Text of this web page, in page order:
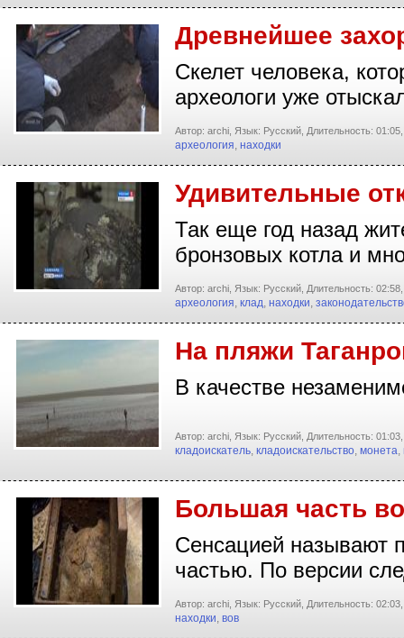
Древнейшее
Скелет человека,
археологи уже
Автор: archi, Язык: Русский, Длительность: 01:05,
археология, находки
Удивительные
Так еще год назад
бронзовых котла и
Автор: archi, Язык: Русский, Длительность: 02:58,
археология, клад, находки,
На пляжи
В качестве
Автор: archi, Язык: Русский, Длительность: 01:03,
кладоискатель, кладоискательство, монета,
Большая часть
Сенсацией называют
частью. По версии
Автор: archi, Язык: Русский, Длительность: 02:03,
находки, вов